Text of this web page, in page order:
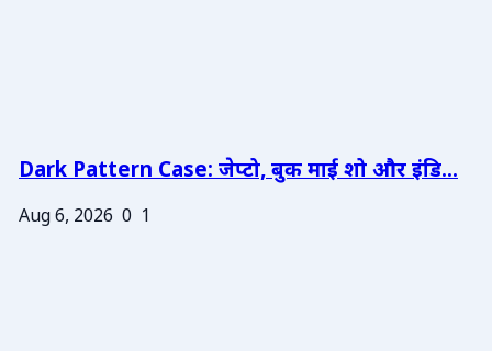
Dark Pattern Case: जेप्टो, बुक माई शो और इंडि...
Aug 6, 2026 0 1